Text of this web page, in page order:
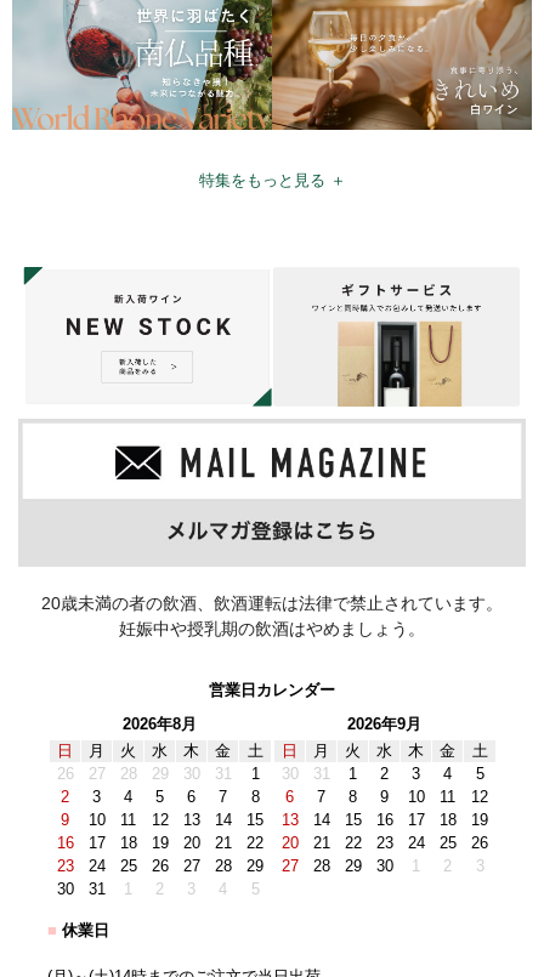
特集をもっと見る ＋
20歳未満の者の飲酒、飲酒運転は法律で禁止されています。
妊娠中や授乳期の飲酒はやめましょう。
営業日カレンダー
2026年8月
日
月 火 水 木 金
土
26
27 28 29 30 31
1
2
3 4 5 6 7
8
9
10 11 12 13 14
15
16
17 18 19 20 21
22
23
24 25 26 27 28
29
30
31 1 2 3 4 5
2026年9月
日
月 火 水 木 金
土
30
31 1 2 3 4
5
6
7 8 9 10 11
12
13
14 15 16 17 18
19
20
21 22 23 24 25
26
27
28 29 30 1 2 3
■ 休業日